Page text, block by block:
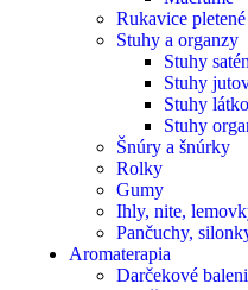
Rukavice pletené
Stuhy a organzy
Stuhy
Stuhy
Stuhy
Stuhy
Šnúry a šnúrky
Rolky
Gumy
Ihly, nite,
Pančuchy,
Aromaterapia
Darčekové